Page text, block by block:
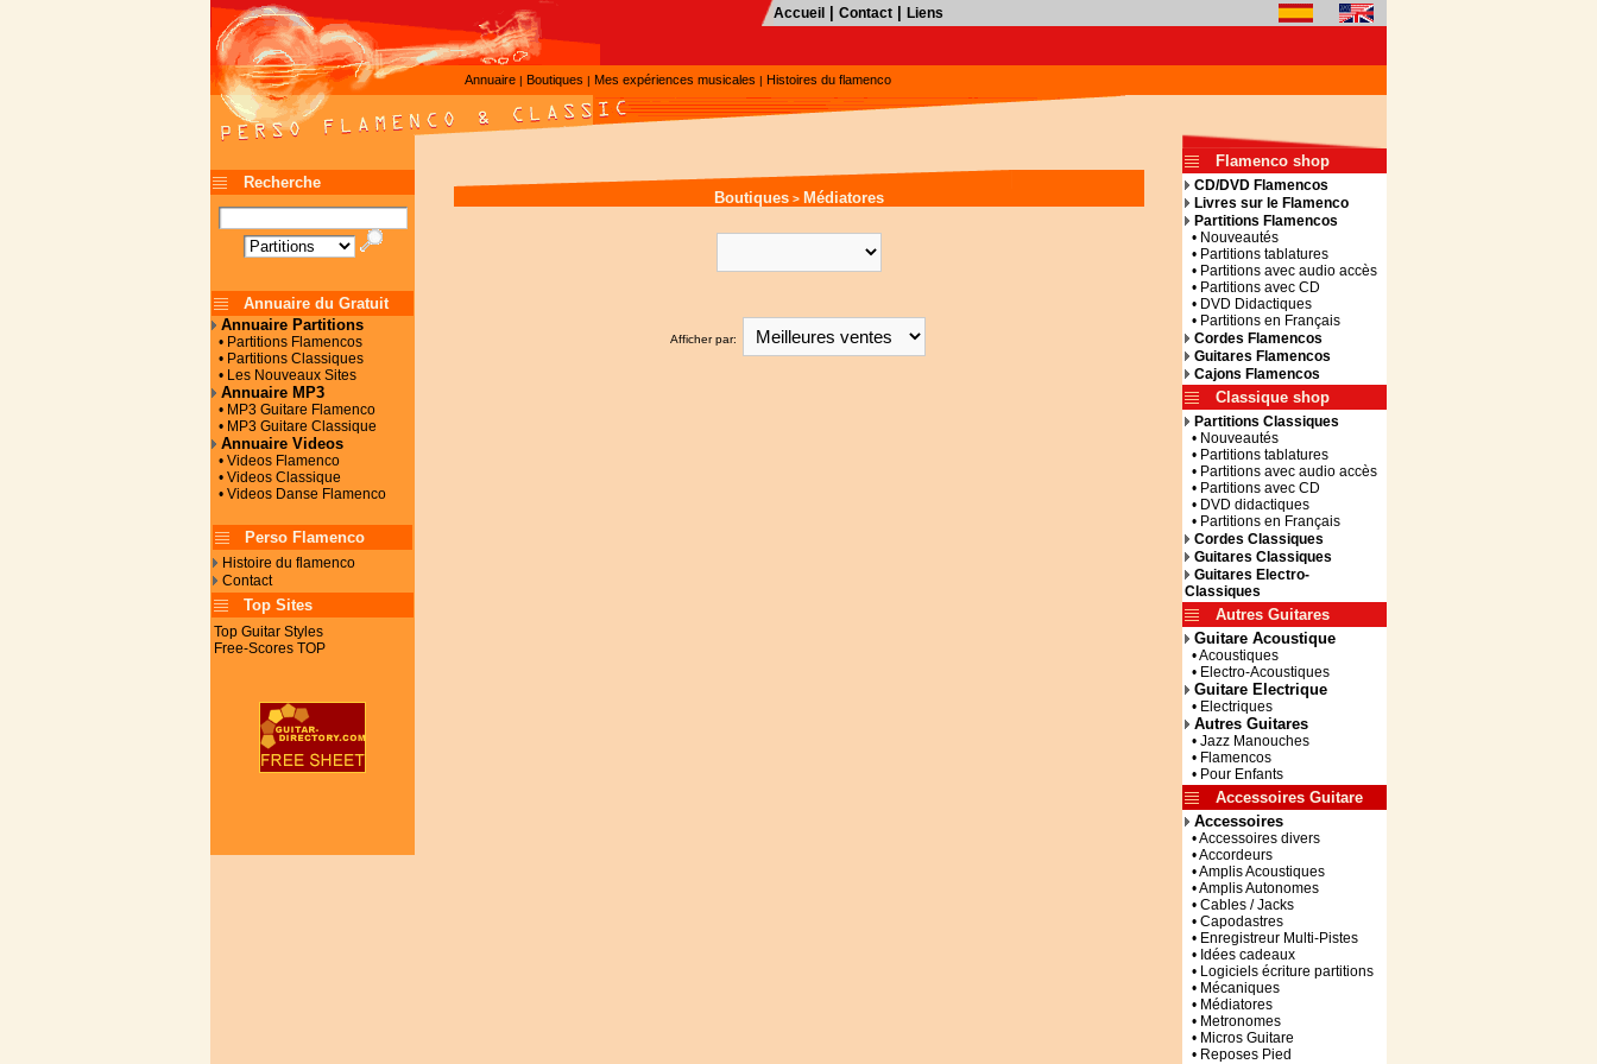
Accueil Contact Liens
Annuaire | Boutiques | Mes expériences musicales | Histoires du flamenco
Recherche
Annuaire du Gratuit
Annuaire Partitions
• Partitions Flamencos
• Partitions Classiques
• Les Nouveaux Sites
Annuaire MP3
• MP3 Guitare Flamenco
• MP3 Guitare Classique
Annuaire Videos
• Videos Flamenco
• Videos Classique
• Videos Danse Flamenco
Perso Flamenco
Histoire du flamenco
Contact
Top Sites
Top Guitar Styles
Free-Scores TOP
Boutiques> Médiatores
Afficher par:
Flamenco shop
CD/DVD Flamencos
Livres sur le Flamenco
Partitions Flamencos
• Nouveautés
• Partitions tablatures
• Partitions avec audio accès
• Partitions avec CD
• DVD Didactiques
• Partitions en Français
Cordes Flamencos
Guitares Flamencos
Cajons Flamencos
Classique shop
Partitions Classiques
• Nouveautés
• Partitions tablatures
• Partitions avec audio accès
• Partitions avec CD
• DVD didactiques
• Partitions en Français
Cordes Classiques
Guitares Classiques
Guitares Electro-
Classiques
Autres Guitares
Guitare Acoustique
• Acoustiques
• Electro-Acoustiques
Guitare Electrique
• Electriques
Autres Guitares
• Jazz Manouches
• Flamencos
• Pour Enfants
Accessoires Guitare
Accessoires
• Accessoires divers
• Accordeurs
• Amplis Acoustiques
• Amplis Autonomes
• Cables / Jacks
• Capodastres
• Enregistreur Multi-Pistes
• Idées cadeaux
• Logiciels écriture partitions
• Mécaniques
• Médiatores
• Metronomes
• Micros Guitare
• Reposes Pied